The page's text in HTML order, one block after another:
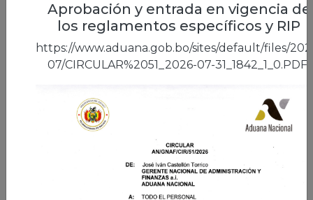
Aprobación y entrada en vigencia de
los reglamentos específicos y RIP
https://www.aduana.gob.bo/sites/default/files/
07/CIRCULAR%2051_2026-07-31_1842_1_0.PDF
28/07/2026 | La Paz
Aduana Nacional conmemora 27
años de servicio reafirmando el
compromiso de sus trabajadores